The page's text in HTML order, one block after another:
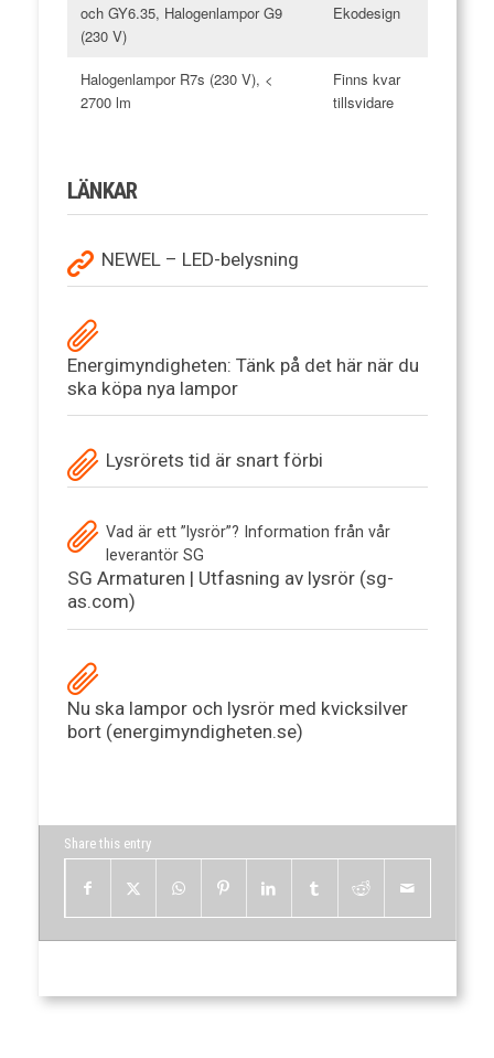
och GY6.35, Halogenlampor G9
(230 V)
Ekodesign
Halogenlampor R7s (230 V), <
2700 lm
Finns kvar
tillsvidare
LÄNKAR
NEWEL – LED-belysning
Energimyndigheten: Tänk på det här när du
ska köpa nya lampor
Lysrörets tid är snart förbi
Vad är ett ”lysrör”? Information från vår
leverantör SG
SG Armaturen | Utfasning av lysrör (sg-
as.com)
Nu ska lampor och lysrör med kvicksilver
bort (energimyndigheten.se)
Share this entry